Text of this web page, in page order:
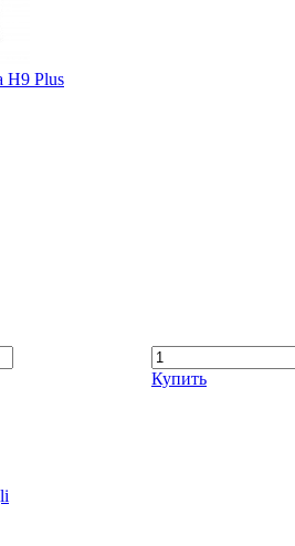
H9 Plus
Купить